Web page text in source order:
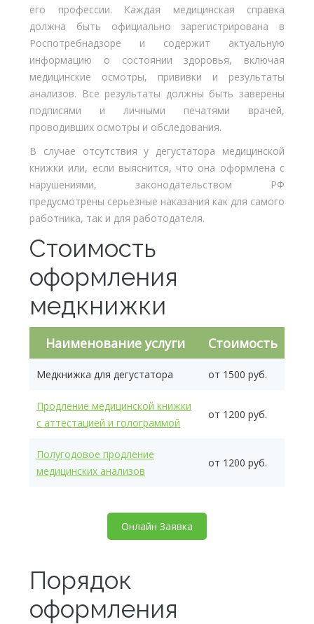
его профессии. Каждая медицинская справка
должна быть официально зарегистрирована в
Роспотребнадзоре и содержит актуальную
информацию о состоянии здоровья, включая
медицинские осмотры, прививки и результаты
анализов. Все результаты должны быть заверены
подписями и личными печатями врачей,
проводивших осмотры и обследования.
В случае отсутствия у дегустатора медицинской
книжки или, если выяснится, что она оформлена с
нарушениями, законодательством РФ
предусмотрены серьезные наказания как для самого
работника, так и для работодателя.
Стоимость
оформления
медкнижки
Наименование услуги Стоимость
Медкнижка для дегустатора от 1500 руб.
Продление медицинской книжки
с аттестацией и голограммой
от 1200 руб.
Полугодовое продление
медицинских анализов
от 1200 руб.
Онлайн Заявка
Порядок
оформления